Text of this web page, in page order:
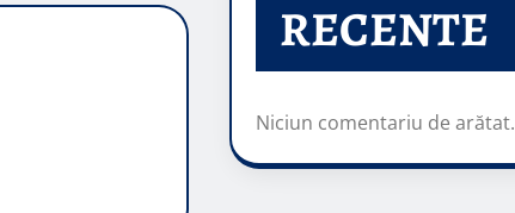
RECENTE
Niciun comentariu de arătat.